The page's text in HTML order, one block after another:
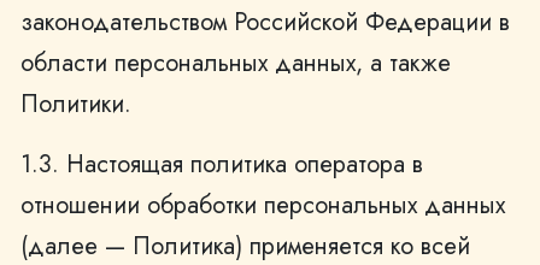
законодательством Российской Федерации в
области персональных данных, а также
Политики.
1.3. Настоящая политика оператора в
отношении обработки персональных данных
(далее — Политика) применяется ко всей